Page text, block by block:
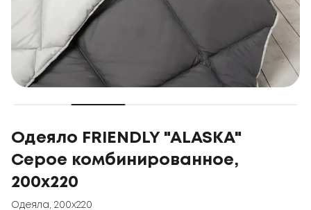
Одеяло FRIENDLY "ALASKA"
Серое комбинированное,
200x220
Одеяла 200x220